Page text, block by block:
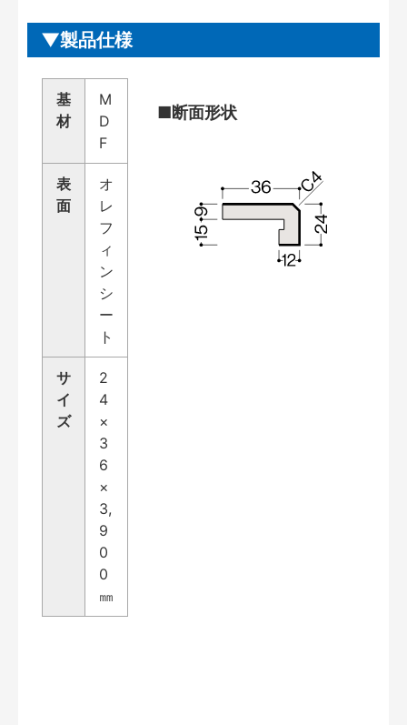
製品仕様
基
材
M
D
F
表
面
オ
レ
フ
ィ
ン
シ
ー
ト
サ
イ
ズ
2
4
×
3
6
×
3,
9
0
0
㎜
■断面形状